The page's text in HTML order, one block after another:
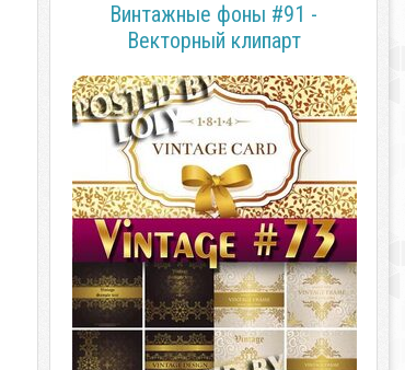
Винтажные фоны #91 -
Векторный клипарт